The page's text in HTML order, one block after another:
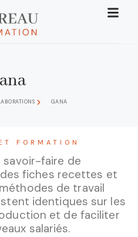
GANA
FORMATION
savoir-faire de
des fiches recettes et
de travail
identiques sur les
et de faciliter
salariés.